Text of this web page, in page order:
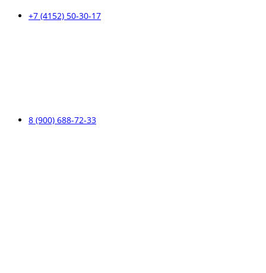
+7 (4152) 50-30-17
8 (900) 688-72-33